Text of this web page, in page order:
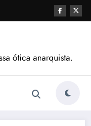
ótica anarquista.